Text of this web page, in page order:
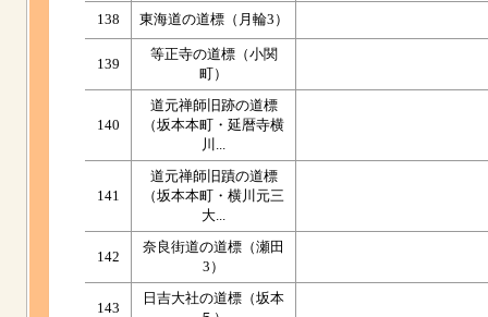
138 東海道の道標（月輪3）
139
等正寺の道標（小関
町）
140
道元禅師旧跡の道標
（坂本本町・延暦寺横
川...
141
道元禅師旧蹟の道標
（坂本本町・横川元三
大...
142
奈良街道の道標（瀬田
3）
143
日吉大社の道標（坂本